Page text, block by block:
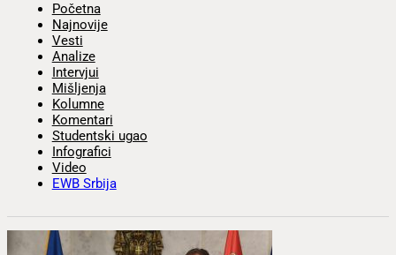
Početna
Najnovije
Vesti
Analize
Intervjui
Mišljenja
Kolumne
Komentari
Studentski ugao
Infografici
Video
EWB Srbija